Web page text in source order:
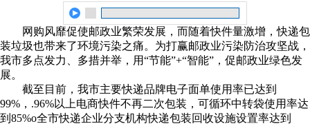
网购风靡促使邮政业繁荣发展，而随着快件量激增，快递包
装垃圾也带来了环境污染之痛。为打赢邮政业污染防治攻坚战，
我市多点发力、多措并举，用“节能”+“智能”，促邮政业绿色发
展。
截至目前，我市主要快递品牌电子面单使用率已达到
99%，.96%以上电商快件不再二次包装，可循环中转袋使用率达
到85%o全市快递企业分支机构快递包装回收设施设置率达到